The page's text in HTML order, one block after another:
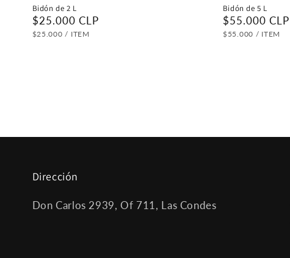
Bidón de 2 L
Precio
habitual
$25.000 CLP
PRECIO
$25.000 / POR
ITEM
Bidón de 5 L
Precio
habitual
$55.000 CLP
PRECIO
$55.000 / POR
ITEM
Dirección
Don Carlos 2939, Of 711, Las Condes